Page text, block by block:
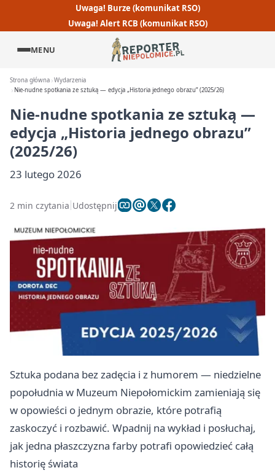
Uwaga! Burze (komunikat RSO)
Uwaga! Alert RCB (komunikat RSO)
MENU
Strona główna Wydarzenia
Nie-nudne spotkania ze sztuką — edycja „Historia jednego obrazu” (2025/26)
Nie-nudne spotkania ze sztuką —
edycja „Historia jednego obrazu”
(2025/26)
23 lutego 2026
2 min czytania Udostępnij
Sztuka podana bez zadęcia i z humorem — niedzielne
popołudnia w Muzeum Niepołomickim zamieniają się
w opowieści o jednym obrazie, które potrafią
zaskoczyć i rozbawić. Wpadnij na wykład i posłuchaj,
jak jedna płaszczyzna farby potrafi opowiedzieć całą
historię świata